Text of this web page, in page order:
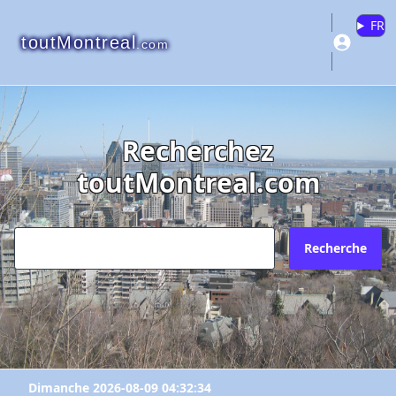
toutMontreal.com
FR
Recherchez
toutMontreal.com
Recherche
Dimanche 2026-08-09 04:32:34